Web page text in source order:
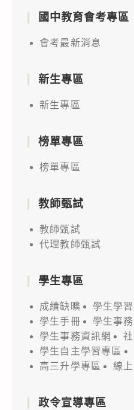
與
注
事
(務
攜
健
卡)
國中教育會考專區
會考最新消息
新生專區
新生專區
榜單專區
榜單專區
教師甄試
教師甄試
代理教師甄試
學生專區
成績缺曠
學生學
學生手冊
學生事
學生事務資訊網
學生自主學習專區
高三升學專區
線
政令宣導專區